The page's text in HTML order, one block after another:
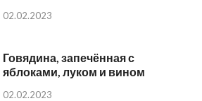
02.02.2023
Говядина, запечённая с
яблоками, луком и вином
02.02.2023